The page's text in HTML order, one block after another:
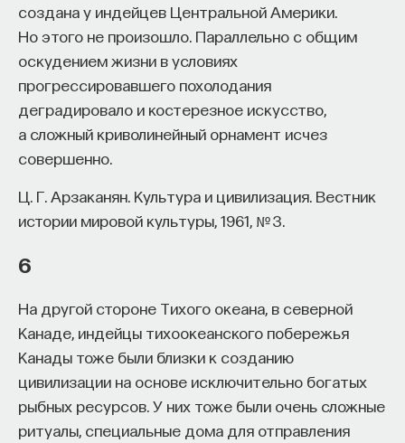
создана у индейцев Центральной Америки.
Но этого не произошло. Параллельно с общим
оскудением жизни в условиях
прогрессировавшего похолодания
деградировало и костерезное искусство,
а сложный криволинейный орнамент исчез
совершенно.
Ц. Г. Арзаканян. Культура и цивилизация. Вестник
истории мировой культуры, 1961, № 3.
6
На другой стороне Тихого океана, в северной
Канаде, индейцы тихоокеанского побережья
Канады тоже были близки к созданию
цивилизации на основе исключительно богатых
рыбных ресурсов. У них тоже были очень сложные
ритуалы, специальные дома для отправления